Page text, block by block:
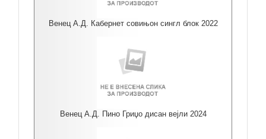
Венец А.Д. Кабернет совињон сингл блок 2022
Венец А.Д. Пино Гриџо дисан вејли 2024